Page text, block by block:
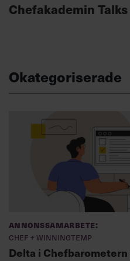
Chefakademin
Okategoriserade
Annonssamarbete:
Chef + Winningtemp
Delta i Chefbarometern